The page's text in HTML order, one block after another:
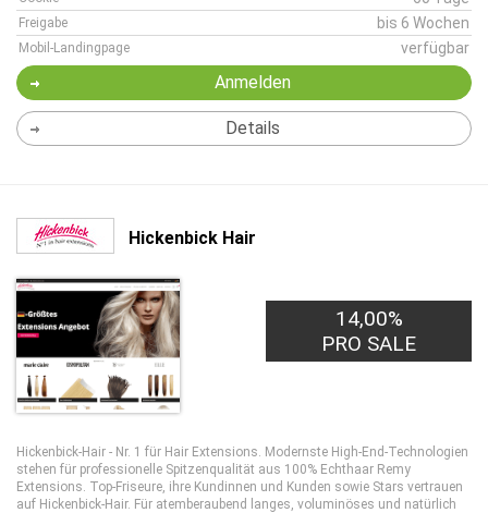
Freigabe bis 6 Wochen
Mobil-Landingpage verfügbar
Anmelden
Details
Hickenbick Hair
14,00%
PRO SALE
Hickenbick-Hair - Nr. 1 für Hair Extensions. Modernste High-End-Technologien
stehen für professionelle Spitzenqualität aus 100% Echthaar Remy
Extensions. Top-Friseure, ihre Kundinnen und Kunden sowie Stars vertrauen
auf Hickenbick-Hair. Für atemberaubend langes, voluminöses und natürlich